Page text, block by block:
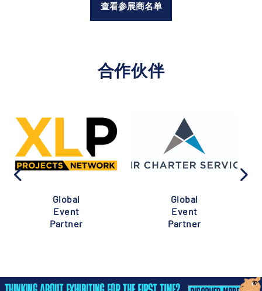
查看参展商名单
合作伙伴
Global
Event
Partner
Global
Event
Partner